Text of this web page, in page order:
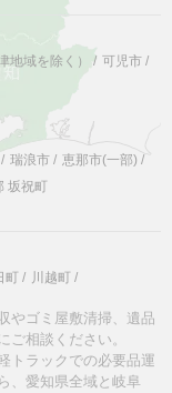
地域を除く） / 可児市 /
/ 瑞浪市 / 恵那市(一部) /
坂祝町
町 / 川越町 /
やゴミ屋敷清掃、遺品
ご相談ください。
トラックでの必要品運
、愛知県全域と岐阜